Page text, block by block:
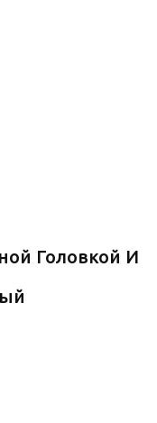
Головкой И